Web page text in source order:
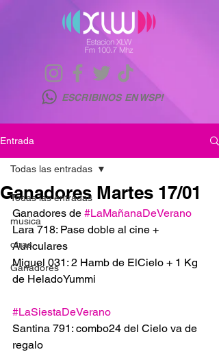
ESCRIBINOS EN WSP!
Entrada
Todas las entradas
musica
otras
Ganadores
Todas las entradas
Ganadores Martes 17/01
Ganadores de #LaMañanaDeVerano
Lara 718: Pase doble al cine +
Auriculares
Miguel 031: 2 Hamb de ElCielo + 1 Kg
de HeladoYummi
#LaSiestaDeVerano
Santina 791: combo24 del Cielo va de
regalo